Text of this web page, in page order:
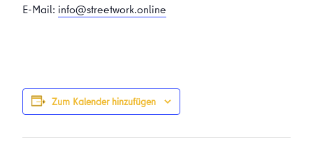
E-Mail: info@streetwork.online
Zum Kalender hinzufügen